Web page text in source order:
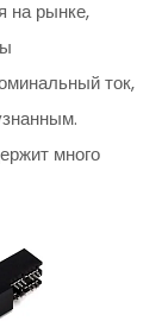
на рынке,
ток,
много